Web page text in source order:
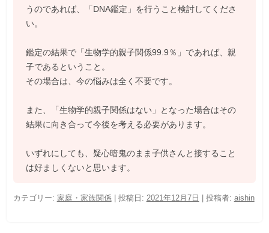
うのであれば、「DNA鑑定」を行うこと検討してくださ
い。
鑑定の結果で「生物学的親子関係99.9％」であれば、親
子であるということ。
その場合は、今の悩みは全く不要です。
また、「生物学的親子関係はない」となった場合はその
結果に向き合って今後を考える必要があります。
いずれにしても、疑心暗鬼のまま子供さんと接すること
は好ましくないと思います。
カテゴリー: 家庭・家族関係 | 投稿日: 2021年12月7日 | 投稿者: aishin